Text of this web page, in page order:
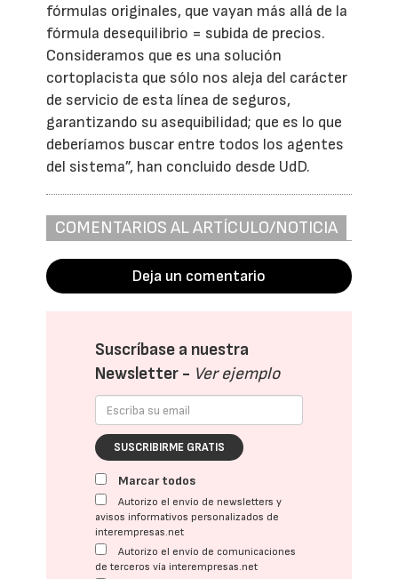
fórmulas originales, que vayan más allá de la
fórmula desequilibrio = subida de precios.
Consideramos que es una solución
cortoplacista que sólo nos aleja del carácter
de servicio de esta línea de seguros,
garantizando su asequibilidad; que es lo que
deberíamos buscar entre todos los agentes
del sistema”, han concluido desde UdD.
COMENTARIOS AL ARTÍCULO/NOTICIA
Deja un comentario
Suscríbase a nuestra
Newsletter - Ver ejemplo
SUSCRIBIRME GRATIS
Marcar todos
Autorizo el envío de newsletters y
avisos informativos personalizados de
interempresas.net
Autorizo el envío de comunicaciones
de terceros vía interempresas.net